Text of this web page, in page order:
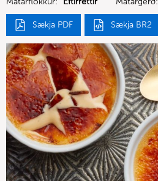
Sækja PDF Sækja BR2